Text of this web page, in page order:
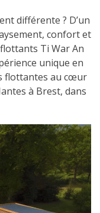
différente ? D’un
confort et
Ti War An
unique en
flottantes au cœur
à Brest, dans